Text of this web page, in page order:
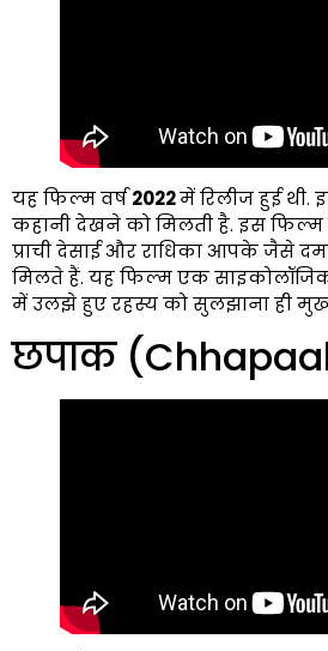
यह फिल्म वर्ष2022में रिलीज हुई थी.
कहानी देखने को मिलती है. इस फिल्म
प्राची देसाई और राधिका आपके जैसे
मिलते हैं. यह फिल्म एक
में उलझे हुए रहस्य को सुलझाना ही मुख्य
छपाक